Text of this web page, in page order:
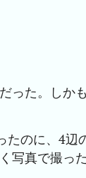
った。しか
のに、4
写真で撮っ